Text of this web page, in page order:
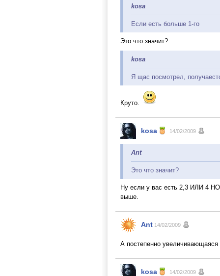
kosa
Если есть больше 1-го
Это что значит?
kosa
Я щас посмотрел,
Круто.
kosa 14/02/2009
Ant
Это что значит?
Ну если у вас есть 2,3 ИЛИ 4
выше.
Ant 14/02/2009
А постепенно увеличивающаяся
kosa 14/02/2009